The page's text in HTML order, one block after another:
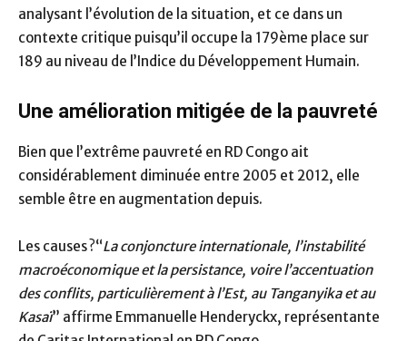
analysant l’évolution de la situation, et ce dans un
contexte critique puisqu’il occupe la 179ème place sur
189 au niveau de l’Indice du Développement Humain.
Une amélioration mitigée de la pauvreté
Bien que l’extrême pauvreté en RD Congo ait
considérablement diminuée entre 2005 et 2012, elle
semble être en augmentation depuis.
Les causes ?“La conjoncture internationale, l’instabilité
macroéconomique et la persistance, voire l’accentuation
des conflits, particulièrement à l’Est, au Tanganyika et au
Kasaï” affirme Emmanuelle Henderyckx, représentante